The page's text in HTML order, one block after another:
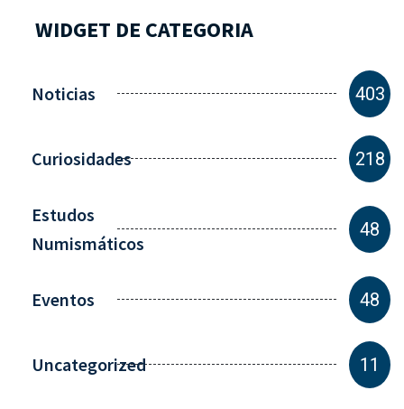
WIDGET DE CATEGORIA
Noticias 403
Curiosidades 218
Estudos
Numismáticos
48
Eventos 48
Uncategorized 11